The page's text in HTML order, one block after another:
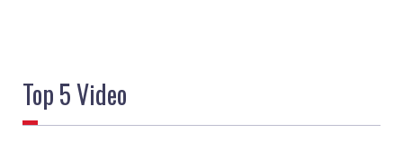
Top 5Video